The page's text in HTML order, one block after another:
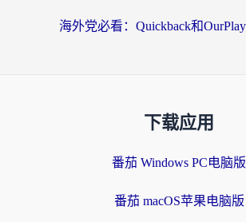
下载应用
番茄 Windows PC电脑版
番茄 macOS苹果电脑版